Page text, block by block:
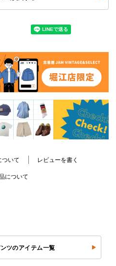
ついて レビューを書く
について
ツのアイテム一覧